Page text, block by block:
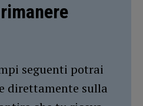
seguenti potrai
direttamente sulla